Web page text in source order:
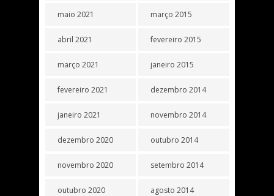
maio 2021
abril 2021
março 2021
fevereiro 2021
janeiro 2021
dezembro 2020
novembro 2020
outubro 2020
março 2015
fevereiro 2015
janeiro 2015
dezembro 2014
novembro 2014
outubro 2014
setembro 2014
agosto 2014